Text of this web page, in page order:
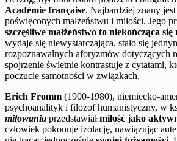
Académie française. Najbardziej znany
poświęconych małżeństwu i miłości. Jego
szczęśliwe małżeństwo to niekończąca
wydaje się niewystarczająca, stało się
rozpoznawalnych aforyzmów dotyczących
spojrzenie świetnie kontrastuje z cytatami,
poczucie samotności w związkach.
Erich Fromm (1900-1980), niemiecko-
psychoanalityk i filozof humanistyczny, w
miłowania przedstawiałmiłość jako
człowiek pokonuje izolację, nawiązując